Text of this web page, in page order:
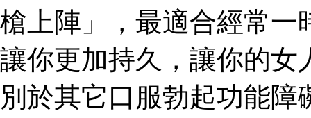
槍上陣」，最適合經常一
讓你更加持久，讓你的女
別於其它口服勃起功能